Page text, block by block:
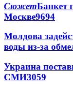
СюжетБанкет
Москве9694
Молдова
воды из-за
Украина
СМИ3059